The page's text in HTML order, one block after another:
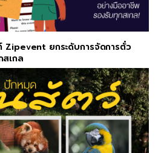
Zipevent ยกระดับการจัดการตั๋ว
เกล